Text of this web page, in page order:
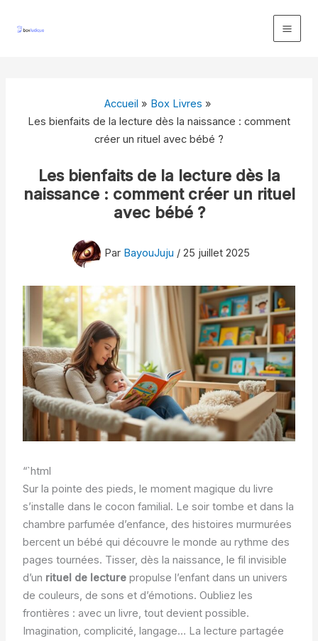
Accueil
Box Livres
Les bienfaits de la lecture dès la naissance : comment
créer un rituel avec bébé ?
Les bienfaits de la lecture dès la
naissance : comment créer un rituel
avec bébé ?
Par BayouJuju / 25 juillet 2025
“`html
Sur la pointe des pieds, le moment magique du livre
s’installe dans le cocon familial. Le soir tombe et dans la
chambre parfumée d’enfance, des histoires murmurées
bercent un bébé qui découvre le monde au rythme des
pages tournées. Tisser, dès la naissance, le fil invisible
d’un rituel de lecturepropulse l’enfant dans un univers
de couleurs, de sons et d’émotions. Oubliez les
frontières : avec un livre, tout devient possible.
Imagination, complicité, langage… La lecture partagée